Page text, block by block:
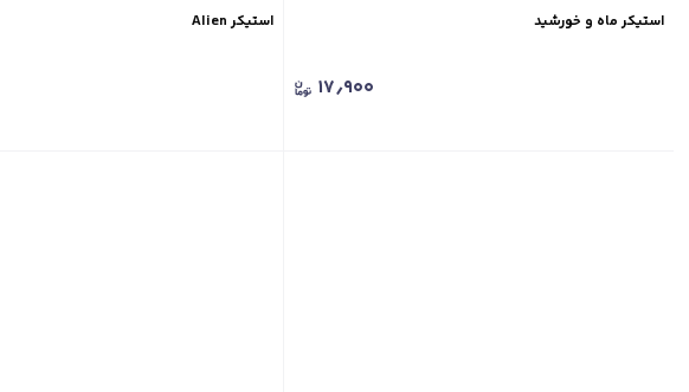
استیکر ماه و خورشید
۱۷٫۹۰۰
استیکر Alien